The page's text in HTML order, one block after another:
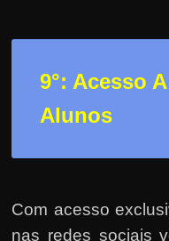
9°: Acesso
Alunos
Com acesso
nas redes sociais